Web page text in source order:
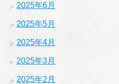
2025年6月
2025年5月
2025年4月
2025年3月
2025年2月